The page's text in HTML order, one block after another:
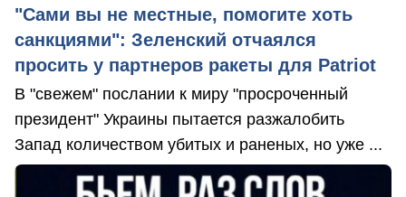
"Сами вы не местные, помогите хоть
санкциями": Зеленский отчаялся
просить у партнеров ракеты для Patriot
В "свежем" послании к миру "просроченный
президент" Украины пытается разжалобить
Запад количеством убитых и раненых, но уже ...